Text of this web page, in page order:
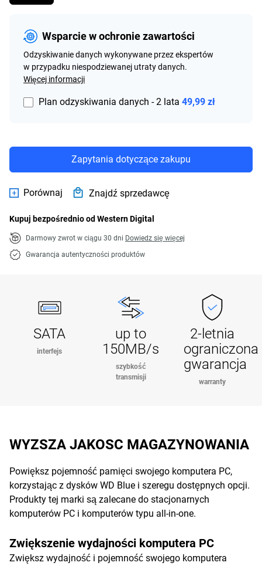
Wsparcie w ochronie zawartości
Odzyskiwanie danych wykonywane przez ekspertów
w przypadku niespodziewanej utraty danych.
Więcej informacji
Plan odzyskiwania danych - 2 lata 49,99 zł
Zapytania dotyczące zakupu
Porównaj Znajdź sprzedawcę
Kupuj bezpośrednio od Western Digital
Darmowy zwrot w ciągu 30 dni Dowiedz się więcej
Gwarancja autentyczności produktów
SATA
interfejs
up to
150MB/s
szybkość
transmisji
2-letnia
ograniczona
gwarancja
warranty
WYZSZA JAKOSC MAGAZYNOWANIA
Powiększ pojemność pamięci swojego komputera PC,
korzystając z dysków WD Blue i szeregu dostępnych opcji.
Produkty tej marki są zalecane do stacjonarnych
komputerów PC i komputerów typu all-in-one.
Zwiększenie wydajności komputera PC
Zwiększ wydajność i pojemność swojego komputera